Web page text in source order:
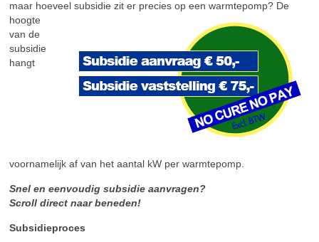
maar hoeveel subsidie zit er precies op eenwarmtepomp? De
hoogte
van de
subsidie
hangt
voornamelijk af van het aantal kW per warmtepomp.
Snel en eenvoudig subsidie aanvragen?
Scroll direct naar beneden!
Subsidieproces